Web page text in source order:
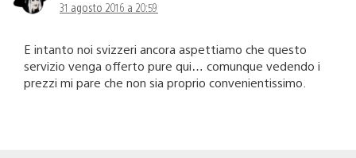
31 agosto 2016 a 20:59
E intanto noi svizzeri ancora aspettiamo che questo
servizio venga offerto pure qui… comunque vedendo i
prezzi mi pare che non sia proprio convenientissimo.